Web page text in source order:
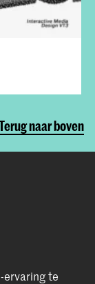
naar boven
ervaring te